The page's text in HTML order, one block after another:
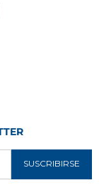
SUSCRIBIRSE